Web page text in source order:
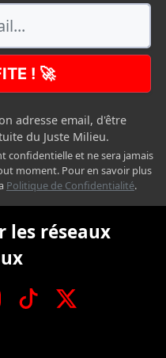
! 🚀
adresse email, d'être
du Juste Milieu.
confidentielle et ne sera jamais
moment. Pour en savoir plus
Politique de Confidentialité.
les réseaux